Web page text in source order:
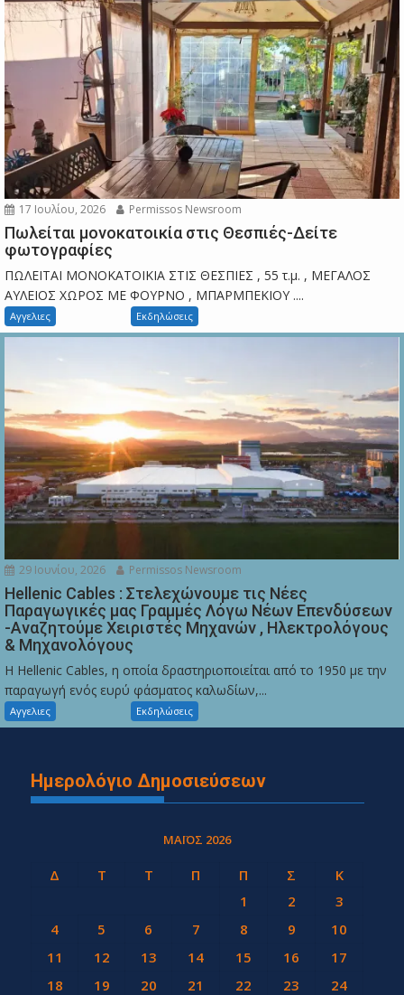
17 Ιουλίου, 2026 Permissos Newsroom
Πωλείται μονοκατοικία στις Θεσπιές-Δείτε
φωτογραφίες
ΠΩΛΕΙΤΑΙ ΜΟΝΟΚΑΤΟΙΚΙΑ ΣΤΙΣ ΘΕΣΠΙΕΣ , 55 τ.μ. , ΜΕΓΑΛΟΣ
ΑΥΛΕΙΟΣ ΧΩΡΟΣ ΜΕ ΦΟΥΡΝΟ , ΜΠΑΡΜΠΕΚΙΟΥ ....
Αγγελιες Εκδηλώσεις
29 Ιουνίου, 2026 Permissos Newsroom
Hellenic Cables : Στελεχώνουμε τις Νέες
Παραγωγικές μας Γραμμές Λόγω Νέων Επενδύσεων
-Αναζητούμε Χειριστές Μηχανών , Ηλεκτρολόγους
& Μηχανολόγους
Η Hellenic Cables, η οποία δραστηριοποιείται από το 1950 με την
παραγωγή ενός ευρύ φάσματος καλωδίων,...
Αγγελιες Εκδηλώσεις
Ημερολόγιο Δημοσιεύσεων
ΜΆΙΟΣ 2026
Δ Τ Τ Π Π Σ
Κ
1
2
3
4
5 6 7 8 9
10
11
12 13 14 15 16
17
18
19 20 21 22 23
24